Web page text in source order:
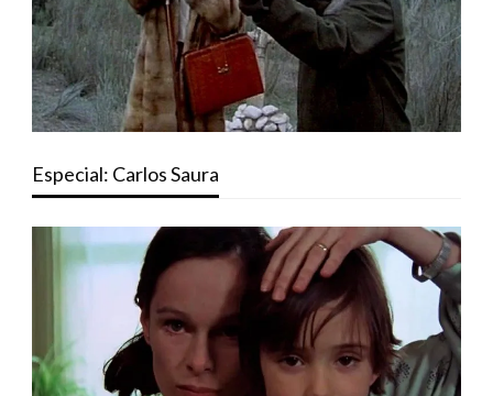
Especial: Carlos Saura